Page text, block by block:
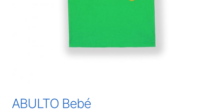
ABULTO Bebé